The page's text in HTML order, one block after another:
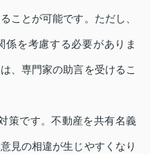
ことが可能です。ただし、
係を考慮する必要がありま
、専門家の助言を受けるこ
策です。不動産を共有名義
見の相違が生じやすくなり